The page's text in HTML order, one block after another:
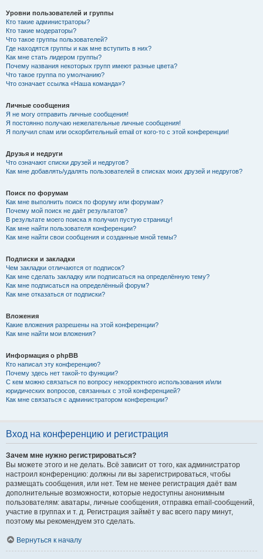
Уровни пользователей и группы
Кто такие администраторы?
Кто такие модераторы?
Что такое группы пользователей?
Где находятся группы и как мне вступить в них?
Как мне стать лидером группы?
Почему названия некоторых групп имеют разные цвета?
Что такое группа по умолчанию?
Что означает ссылка «Наша команда»?
Личные сообщения
Я не могу отправить личные сообщения!
Я постоянно получаю нежелательные личные сообщения!
Я получил спам или оскорбительный email от кого-то с этой конференции!
Друзья и недруги
Что означают списки друзей и недругов?
Как мне добавлять/удалять пользователей в списках моих друзей и недругов?
Поиск по форумам
Как мне выполнить поиск по форуму или форумам?
Почему мой поиск не даёт результатов?
В результате моего поиска я получил пустую страницу!
Как мне найти пользователя конференции?
Как мне найти свои сообщения и созданные мной темы?
Подписки и закладки
Чем закладки отличаются от подписок?
Как мне сделать закладку или подписаться на определённую тему?
Как мне подписаться на определённый форум?
Как мне отказаться от подписки?
Вложения
Какие вложения разрешены на этой конференции?
Как мне найти мои вложения?
Информация о phpBB
Кто написал эту конференцию?
Почему здесь нет такой-то функции?
С кем можно связаться по вопросу некорректного использования и/или
юридических вопросов, связанных с этой конференцией?
Как мне связаться с администратором конференции?
Вход на конференцию и регистрация
Зачем мне нужно регистрироваться?
Вы можете этого и не делать. Всё зависит от того, как администратор
настроил конференцию: должны ли вы зарегистрироваться, чтобы
размещать сообщения, или нет. Тем не менее регистрация даёт вам
дополнительные возможности, которые недоступны анонимным
пользователям: аватары, личные сообщения, отправка email-сообщений,
участие в группах и т. д. Регистрация займёт у вас всего пару минут,
поэтому мы рекомендуем это сделать.
Вернуться к началу